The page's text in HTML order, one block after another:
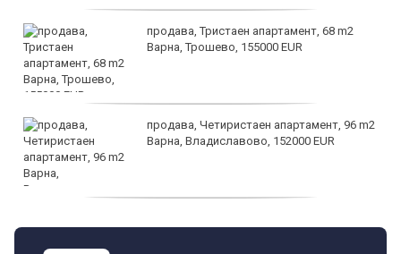
продава, Тристаен апартамент, 68 m2
Варна, Трошево, 155000 EUR
продава, Четиристаен апартамент, 96 m2
Варна, Владиславово, 152000 EUR